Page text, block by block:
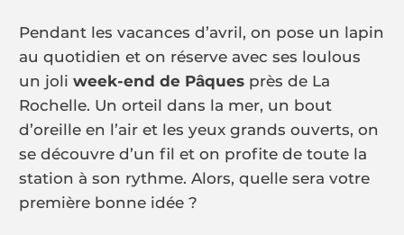
Pendant les vacances d’avril, on pose un lapin
au quotidien et on réserve avec ses loulous
un joliweek-end de Pâques près de La
Rochelle. Un orteil dans la mer, un bout
d’oreille en l’air et les yeux grands ouverts, on
se découvre d’un fil et on profite de toute la
station à son rythme. Alors, quelle sera votre
première bonne idée ?